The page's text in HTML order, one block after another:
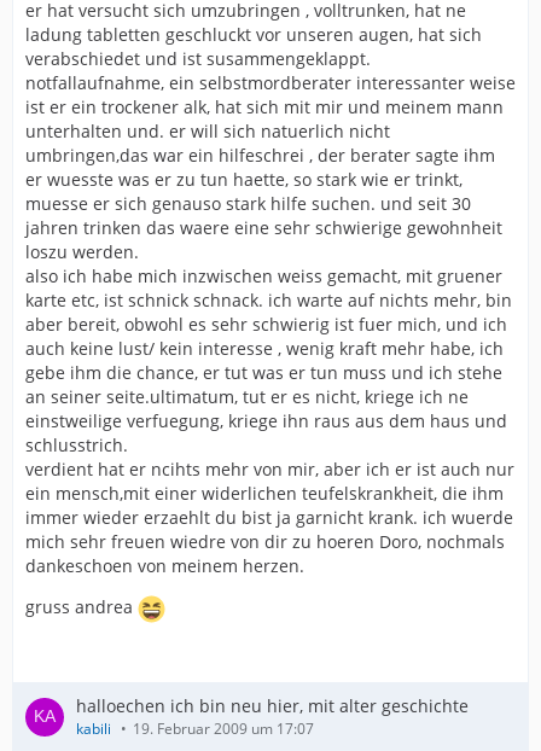
er hat versucht sich umzubringen , volltrunken, hat ne
ladung tabletten geschluckt vor unseren augen, hat sich
verabschiedet und ist susammengeklappt.
notfallaufnahme, ein selbstmordberater interessanter weise
ist er ein trockener alk, hat sich mit mir und meinem mann
unterhalten und. er will sich natuerlich nicht
umbringen,das war ein hilfeschrei , der berater sagte ihm
er wuesste was er zu tun haette, so stark wie er trinkt,
muesse er sich genauso stark hilfe suchen. und seit 30
jahren trinken das waere eine sehr schwierige gewohnheit
loszu werden.
also ich habe mich inzwischen weiss gemacht, mit gruener
karte etc, ist schnick schnack. ich warte auf nichts mehr, bin
aber bereit, obwohl es sehr schwierig ist fuer mich, und ich
auch keine lust/ kein interesse , wenig kraft mehr habe, ich
gebe ihm die chance, er tut was er tun muss und ich stehe
an seiner seite.ultimatum, tut er es nicht, kriege ich ne
einstweilige verfuegung, kriege ihn raus aus dem haus und
schlusstrich.
verdient hat er ncihts mehr von mir, aber ich er ist auch nur
ein mensch,mit einer widerlichen teufelskrankheit, die ihm
immer wieder erzaehlt du bist ja garnicht krank. ich wuerde
mich sehr freuen wiedre von dir zu hoeren Doro, nochmals
dankeschoen von meinem herzen.
gruss andrea
halloechen ich bin neu hier, mit alter geschichte
kabili 19. Februar 2009 um 17:07